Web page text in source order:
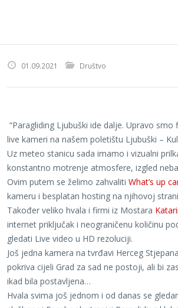
01.09.2021 Društvo
“Paragliding Ljubuški ide dalje. Upravo smo
live kameri na našem poletištu Ljubuški –
Uz meteo stanicu sada imamo i vizualni
konstantno motrenje atmosfere, izgled
Ovim putem se želimo zahvaliti What’s up
kameru i besplatan hosting na njihovoj
Također veliko hvala i firmi iz Mostara
internet priključak i neograničenu količinu
gledati Live video u HD rezoluciji.
Još jedna kamera na tvrđavi Herceg
pokriva cijeli Grad za sad ne postoji, ali bi
ikad bila postavljena…
Hvala svima još jednom i od danas se